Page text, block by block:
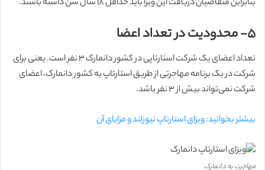
بنابراین متقاضیان دریافت این ویزا باید حداقل ۱۸ سال سن داشته باشند.
۵- محدودیت در تعداد اعضا
تعداد اعضای یک شرکت استارتاپی در کشور دانمارک ۳ نفر است. یعنی برای
شرکت در یک برنامه مهاجرتی از طریق استارتاپ به کشور دانمارک، اعضای
شرکت نمی‌تواند بیش از ۳ نفر باشد.
بیشتر بخوانید: ویزای استارتاپ نیوزلند و مزایای آن
مهاجرت به دانمارک